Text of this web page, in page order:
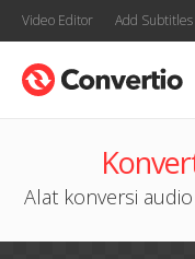
Video Editor Add
Alat konversi